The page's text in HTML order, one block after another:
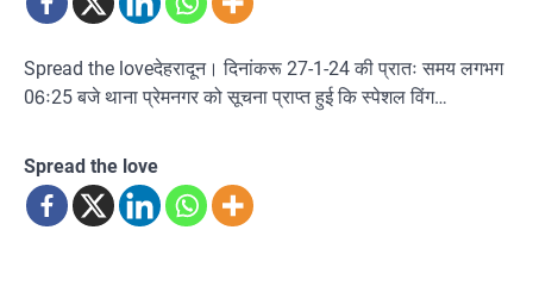
Spread the loveदेहरादून। दिनांकरू 27-1-24 की प्रातः समय लगभग
06ः25 बजे थाना प्रेमनगर को सूचना प्राप्त हुई कि स्पेशल विंग…
Spread the love